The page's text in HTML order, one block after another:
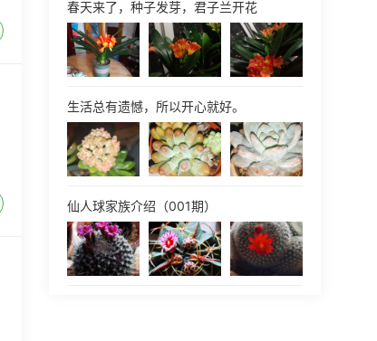
春天来了，种子发芽，君子兰开花
生活总有遗憾，所以开心就好。
仙人球家族介绍（001期）